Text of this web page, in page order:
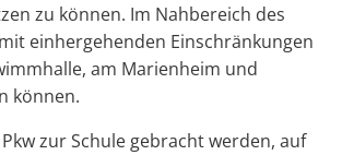
zu können. Im Nahbereich des
einhergehenden Einschränkungen
am Marienheim und
können.
zur Schule gebracht werden, auf